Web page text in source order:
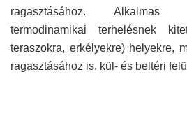
ragasztásához. Alkalmas
termodinamikai terhelésnek
teraszokra, erkélyekre) helyekre,
ragasztásához is, kül- és beltéri